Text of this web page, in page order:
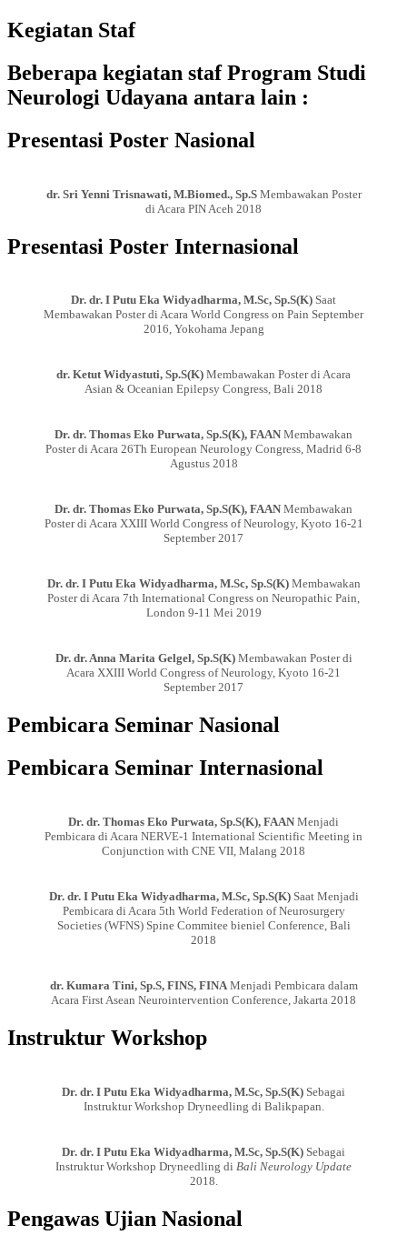
Kegiatan Staf
Beberapa kegiatan staf Program Studi
Neurologi Udayana antara lain :
Presentasi Poster Nasional
dr. Sri Yenni Trisnawati, M.Biomed., Sp.SMembawakan Poster
di Acara PIN Aceh 2018
Presentasi Poster Internasional
Dr. dr. I Putu Eka Widyadharma, M.Sc, Sp.S(K) Saat
Membawakan Poster di Acara World Congress on Pain September
2016, Yokohama Jepang
dr. Ketut Widyastuti, Sp.S(K) Membawakan Poster di Acara
Asian & Oceanian Epilepsy Congress, Bali 2018
Dr. dr. Thomas Eko Purwata, Sp.S(K), FAAN Membawakan
Poster di Acara 26Th European Neurology Congress, Madrid 6-8
Agustus 2018
Dr. dr. Thomas Eko Purwata, Sp.S(K), FAAN Membawakan
Poster di Acara XXIII World Congress of Neurology, Kyoto 16-21
September 2017
Dr. dr. I Putu Eka Widyadharma, M.Sc, Sp.S(K)Membawakan
Poster di Acara 7th International Congress on Neuropathic Pain,
London 9-11 Mei 2019
Dr. dr. Anna Marita Gelgel, Sp.S(K)Membawakan Poster di
Acara XXIII World Congress of Neurology, Kyoto 16-21
September 2017
Pembicara Seminar Nasional
Pembicara Seminar Internasional
Dr. dr. Thomas Eko Purwata, Sp.S(K), FAAN Menjadi
Pembicara di Acara NERVE-1 International Scientific Meeting in
Conjunction with CNE VII, Malang 2018
Dr. dr. I Putu Eka Widyadharma, M.Sc, Sp.S(K)Saat Menjadi
Pembicara di Acara 5th World Federation of Neurosurgery
Societies (WFNS) Spine Commitee bieniel Conference, Bali
2018
dr. Kumara Tini, Sp.S, FINS, FINAMenjadi Pembicara dalam
Acara First Asean Neurointervention Conference, Jakarta 2018
Instruktur Workshop
Dr. dr. I Putu Eka Widyadharma, M.Sc, Sp.S(K) Sebagai
Instruktur Workshop Dryneedling di Balikpapan.
Dr. dr. I Putu Eka Widyadharma, M.Sc, Sp.S(K) Sebagai
Instruktur Workshop Dryneedling di Bali Neurology Update
2018.
Pengawas Ujian Nasional